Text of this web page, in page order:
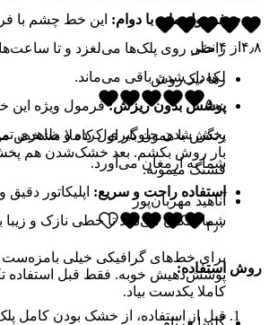
فرمول مایع با دوام: این خط چشم با
راحتی روی پلک‌ها می‌لغزد و تا
لکه‌دار شدن باقی می‌ماند.
پوشش بدون ریزش:فرمول ویژه
پخش شدن جلوگیری کرده و ظاهری
شما به ارمغان می‌آورد.
استفاده راحت و سریع: اپلیکاتور
شما امکان می‌دهد تا خطی نازک و زیبا
روش استفاده:
قبل از استفاده، از خشک بودن کامل
۴٫۸ از ۴نظر
رها نیک‌روش
۵٫۰
رنگش با همون بار اول کاملا مشخص
بار روش بکشم. بعد خشک‌شدن هم
قشنگ میمونه.
آناهید مهربان‌پور
۴٫۰
برای خط‌های گرافیکی خیلی
پوشش‌دهیش خوبه. فقط قبل استفاده
کاملا یکدست بیاد.